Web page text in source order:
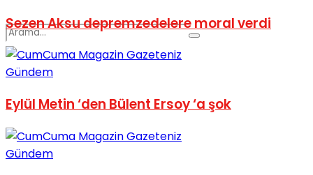
No Result
Sezen Aksu depremzedelere moral verdi
Gündem
Eylül Metin ‘den Bülent Ersoy ‘a şok
Gündem